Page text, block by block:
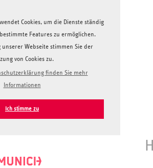
Cookies, um die Dienste ständig
Features zu ermöglichen.
unserer Webseite stimmen Sie der
von Cookies zu.
finden Sie mehr
Informationen
Ich stimme zu